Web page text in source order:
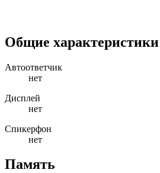
Общие характеристики
Автоответчик
нет
Дисплей
нет
Спикерфон
нет
Память